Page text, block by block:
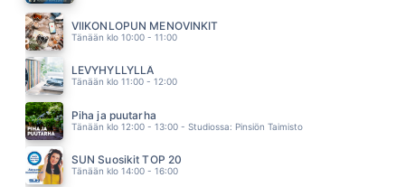
JENNIFER LOPEZ
22.05
JANNE TULKKI
22.02
HEIDI PAKARINEN
21.58
MAMBA
21.55
VIIKONLOPUN MENOVINKIT
Tänään klo 10:00 - 11:00
LEVYHYLLYLLÄ
Tänään klo 11:00 - 12:00
Piha ja puutarha
Tänään klo 12:00 - 13:00 - Studiossa: Pinsiön Taimisto
SUN Suosikit TOP 20
Tänään klo 14:00 - 16:00